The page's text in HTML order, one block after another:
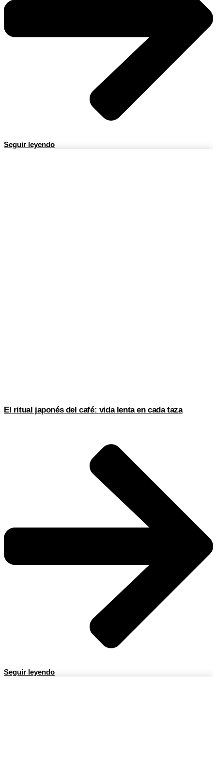
Seguir leyendo
El ritual japonés del café: vida lenta en cada taza
Seguir leyendo